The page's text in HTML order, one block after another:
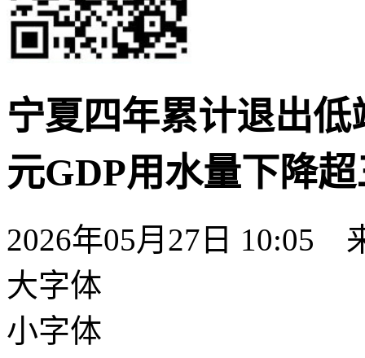
宁夏四年累计退出低
元GDP用水量下降
2026年05月27日 10:05
大字体
小字体